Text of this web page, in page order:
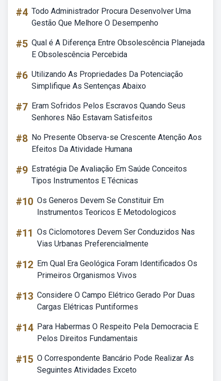
#4 Todo Administrador Procura Desenvolver Uma
Gestão Que Melhore O Desempenho
#5 Qual é A Diferença Entre Obsolescência Planejada
E Obsolescência Percebida
#6 Utilizando As Propriedades Da Potenciação
Simplifique As Sentenças Abaixo
#7 Eram Sofridos Pelos Escravos Quando Seus
Senhores Não Estavam Satisfeitos
#8 No Presente Observa-se Crescente Atenção Aos
Efeitos Da Atividade Humana
#9 Estratégia De Avaliação Em Saúde Conceitos
Tipos Instrumentos E Técnicas
#10 Os Generos Devem Se Constituir Em
Instrumentos Teoricos E Metodologicos
#11 Os Ciclomotores Devem Ser Conduzidos Nas
Vias Urbanas Preferencialmente
#12 Em Qual Era Geológica Foram Identificados Os
Primeiros Organismos Vivos
#13 Considere O Campo Elétrico Gerado Por Duas
Cargas Elétricas Puntiformes
#14 Para Habermas O Respeito Pela Democracia E
Pelos Direitos Fundamentais
#15 O Correspondente Bancário Pode Realizar As
Seguintes Atividades Exceto